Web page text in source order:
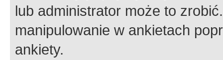
lub administrator może to
manipulowanie w ankietach
ankiety.